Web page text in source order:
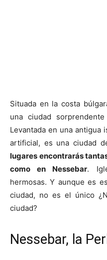
Situada en la costa
una ciudad
Levantada en una antigua
artificial, es una ciudad
lugares encontrarás
como en Nessebar.
hermosas. Y aunque es
ciudad, no es el único
ciudad?
Nessebar, la